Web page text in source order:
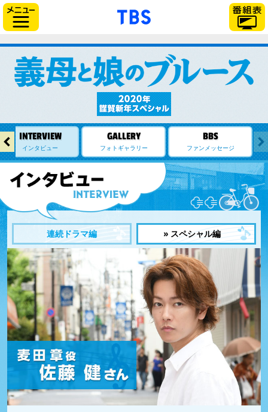
「TBSテレビ」トップ
インタビュー フォトギャラリー ファンメッセージ
←
インタビュー
連続ドラマ編 » スペシャル編